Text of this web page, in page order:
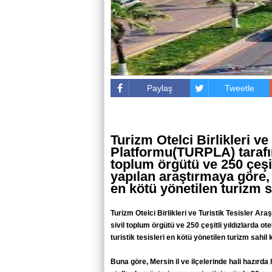
Paylaş Tweetle
Turizm Otelci Birlikleri ve
Platformu(TURPLA)
toplum örgütü ve 250
yapılan araştırmaya
en kötü yönetilen turizm
Turizm Otelci Birlikleri ve Turistik Tesisler
sivil toplum örgütü ve 250 çeşitli yıldızlarda
turistik tesisleri en kötü yönetilen turizm sahil
Buna göre, Mersin il ve ilçelerinde hali hazırda